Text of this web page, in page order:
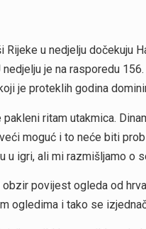
Rijeke u nedjelju dočekuju
nedjelju je na rasporedu
je proteklih godina
pakleni ritam utakmica.
moguć i to neće biti
u igri, ali mi razmišljamo o
obzir povijest ogleda od
ogledima i tako se